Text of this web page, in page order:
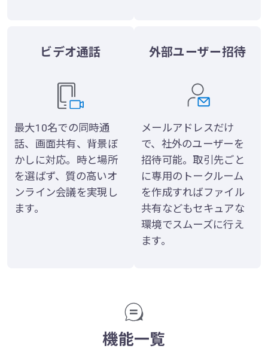
ビデオ通話
最大10名での同時通
話、画面共有、背景ぼ
かしに対応。時と場所
を選ばず、質の高いオ
ンライン会議を実現し
ます。
外部ユーザー招待
メールアドレスだけ
で、社外のユーザーを
招待可能。取引先ごと
に専用のトークルーム
を作成すればファイル
共有などもセキュアな
環境でスムーズに行え
ます。
機能一覧